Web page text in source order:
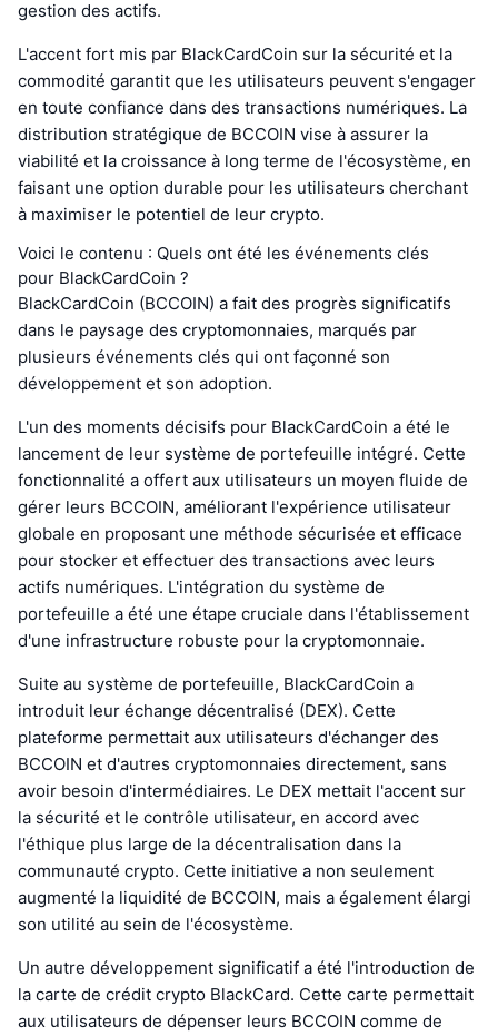
gestion des actifs.
L'accent fort mis par BlackCardCoin sur la sécurité et la
commodité garantit que les utilisateurs peuvent s'engager
en toute confiance dans des transactions numériques. La
distribution stratégique de BCCOIN vise à assurer la
viabilité et la croissance à long terme de l'écosystème, en
faisant une option durable pour les utilisateurs cherchant
à maximiser le potentiel de leur crypto.
Voici le contenu : Quels ont été les événements clés
pour BlackCardCoin ?
BlackCardCoin (BCCOIN) a fait des progrès significatifs
dans le paysage des cryptomonnaies, marqués par
plusieurs événements clés qui ont façonné son
développement et son adoption.
L'un des moments décisifs pour BlackCardCoin a été le
lancement de leur système de portefeuille intégré. Cette
fonctionnalité a offert aux utilisateurs un moyen fluide de
gérer leurs BCCOIN, améliorant l'expérience utilisateur
globale en proposant une méthode sécurisée et efficace
pour stocker et effectuer des transactions avec leurs
actifs numériques. L'intégration du système de
portefeuille a été une étape cruciale dans l'établissement
d'une infrastructure robuste pour la cryptomonnaie.
Suite au système de portefeuille, BlackCardCoin a
introduit leur échange décentralisé (DEX). Cette
plateforme permettait aux utilisateurs d'échanger des
BCCOIN et d'autres cryptomonnaies directement, sans
avoir besoin d'intermédiaires. Le DEX mettait l'accent sur
la sécurité et le contrôle utilisateur, en accord avec
l'éthique plus large de la décentralisation dans la
communauté crypto. Cette initiative a non seulement
augmenté la liquidité de BCCOIN, mais a également élargi
son utilité au sein de l'écosystème.
Un autre développement significatif a été l'introduction de
la carte de crédit crypto BlackCard. Cette carte permettait
aux utilisateurs de dépenser leurs BCCOIN comme de